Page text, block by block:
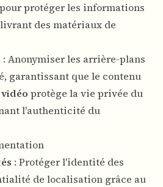
pour protéger les informations
des matériaux de
: Anonymiser les arrière-plans
garantissant que le contenu
protège la vie privée du
l'authenticité du
: Protéger l'identité des
de localisation grâce au